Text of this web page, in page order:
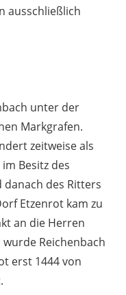
ausschließlich
unter der
Markgrafen.
zeitweise als
Besitz des
des Ritters
Etzenrot kam zu
an die Herren
Reichenbach
erst 1444 von